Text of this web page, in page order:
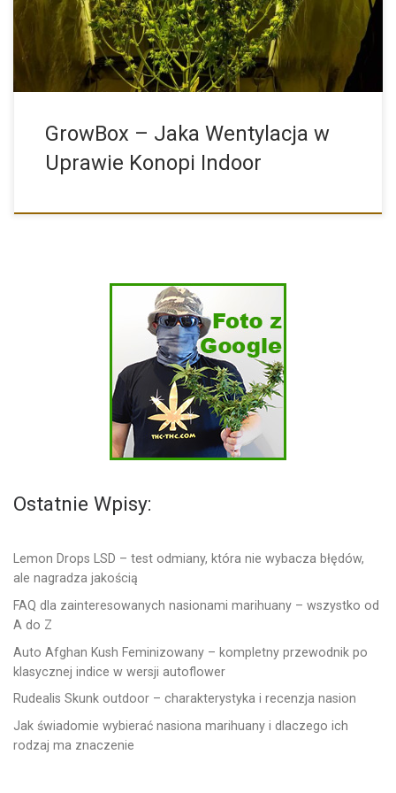
GrowBox – Jaka Wentylacja w
Uprawie Konopi Indoor
Ostatnie Wpisy:
Lemon Drops LSD – test odmiany, która nie wybacza błędów,
ale nagradza jakością
FAQ dla zainteresowanych nasionami marihuany – wszystko od
A do Z
Auto Afghan Kush Feminizowany – kompletny przewodnik po
klasycznej indice w wersji autoflower
Rudealis Skunk outdoor – charakterystyka i recenzja nasion
Jak świadomie wybierać nasiona marihuany i dlaczego ich
rodzaj ma znaczenie